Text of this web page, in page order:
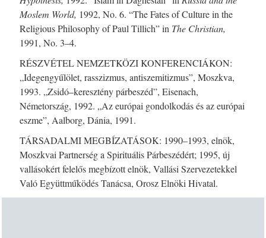
Moslem World, 1992, No. 6. “The Fates of Culture in the
Religious Philosophy of Paul Tillich” in The Christian,
1991, No. 3–4.
RÉSZVÉTEL NEMZETKÖZI KONFERENCIÁKON:
„Idegengyűlölet, rasszizmus, antiszemitizmus”, Moszkva,
1993. „Zsidó–keresztény párbeszéd”, Eisenach,
Németország, 1992. „Az európai gondolkodás és az európai
eszme”, Aalborg, Dánia, 1991.
TÁRSADALMI MEGBÍZATÁSOK: 1990–1993, elnök,
Moszkvai Partnerség a Spirituális Párbeszédért; 1995, új
vallásokért felelős megbízott elnök, Vallási Szervezetekkel
Való Együttműködés Tanácsa, Orosz Elnöki Hivatal.